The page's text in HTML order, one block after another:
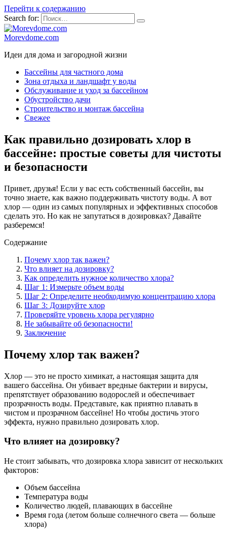
Перейти к содержанию
Search for:
Morevdome.com
Идеи для дома и загородной жизни
Бассейны для частного дома
Зона отдыха и ландшафт у воды
Обслуживание и уход за бассейном
Обустройство дачи
Строительство и монтаж бассейна
Свежее
Как правильно дозировать хлор в
бассейне: простые советы для чистоты
и безопасности
Привет, друзья! Если у вас есть собственный бассейн, вы
точно знаете, как важно поддерживать чистоту воды. А вот
хлор — один из самых популярных и эффективных способов
сделать это. Но как не запутаться в дозировках? Давайте
разберемся!
Содержание
Почему хлор так важен?
Что влияет на дозировку?
Как определить нужное количество хлора?
Шаг 1: Измерьте объем воды
Шаг 2: Определите необходимую концентрацию хлора
Шаг 3: Дозируйте хлор
Проверяйте уровень хлора регулярно
Не забывайте об безопасности!
Заключение
Почему хлор так важен?
Хлор — это не просто химикат, а настоящая защита для
вашего бассейна. Он убивает вредные бактерии и вирусы,
препятствует образованию водорослей и обеспечивает
прозрачность воды. Представьте, как приятно плавать в
чистом и прозрачном бассейне! Но чтобы достичь этого
эффекта, нужно правильно дозировать хлор.
Что влияет на дозировку?
Не стоит забывать, что дозировка хлора зависит от нескольких
факторов:
Объем бассейна
Температура воды
Количество людей, плавающих в бассейне
Время года (летом больше солнечного света — больше
хлора)